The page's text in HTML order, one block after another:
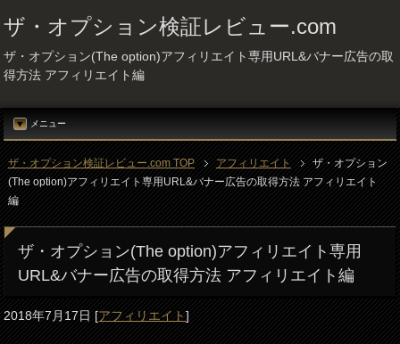
ザ・オプション検証レビュー.com
ザ・オプション(The option)アフィリエイト専用URL&バナー広告の取
得方法 アフィリエイト編
メニュー
ザ・オプション検証レビュー.com TOP アフィリエイト
ザ・オプション
(The option)アフィリエイト専用URL&バナー広告の取得方法 アフィリエイト
編
ザ・オプション(The option)アフィリエイト専用
URL&バナー広告の取得方法 アフィリエイト編
2018年7月17日[アフィリエイト]